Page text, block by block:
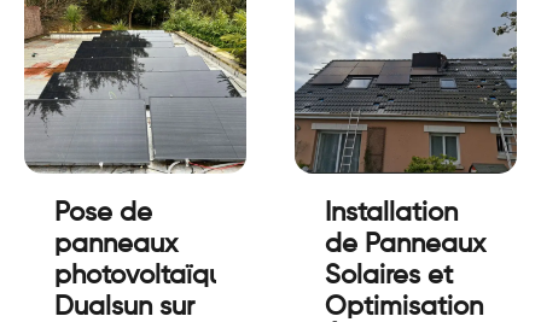
Pose de
panneaux
photovoltaïque
Dualsun sur
Installation
de Panneaux
Solaires et
Optimisation